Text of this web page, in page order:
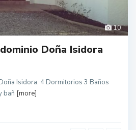
10
Doña Isidora
Isidora. 4 Dormitorios 3 Baños
bañ [more]